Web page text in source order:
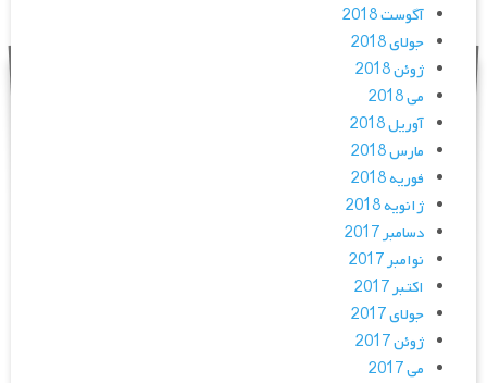
آگوست 2018
جولای 2018
ژوئن 2018
می 2018
آوریل 2018
مارس 2018
فوریه 2018
ژانویه 2018
دسامبر 2017
نوامبر 2017
اکتبر 2017
جولای 2017
ژوئن 2017
می 2017